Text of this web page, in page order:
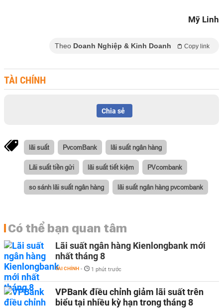
Mỹ Linh
Theo Doanh Nghiệp & Kinh Doanh Copy link
TÀI CHÍNH
Chia sẻ
lãi suất PvcomBank lãi suất ngân hàng
Lãi suất tiền gửi lãi suất tiết kiệm PVcombank
so sánh lãi suất ngân hàng lãi suất ngân hàng pvcombank
Có thể bạn quan tâm
Lãi suất ngân hàng Kienlongbank mới
nhất tháng 8
TÀI CHÍNH - 1 phút trước
VPBank điều chỉnh giảm lãi suất trên
biểu tại nhiều kỳ hạn trong tháng 8